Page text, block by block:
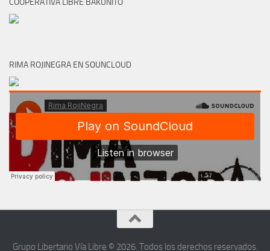
RIMA ROJINEGRA EN SOUNCLOUD
Grupo Libertario Vía Libre © 2026. Todos los derechos reservados.